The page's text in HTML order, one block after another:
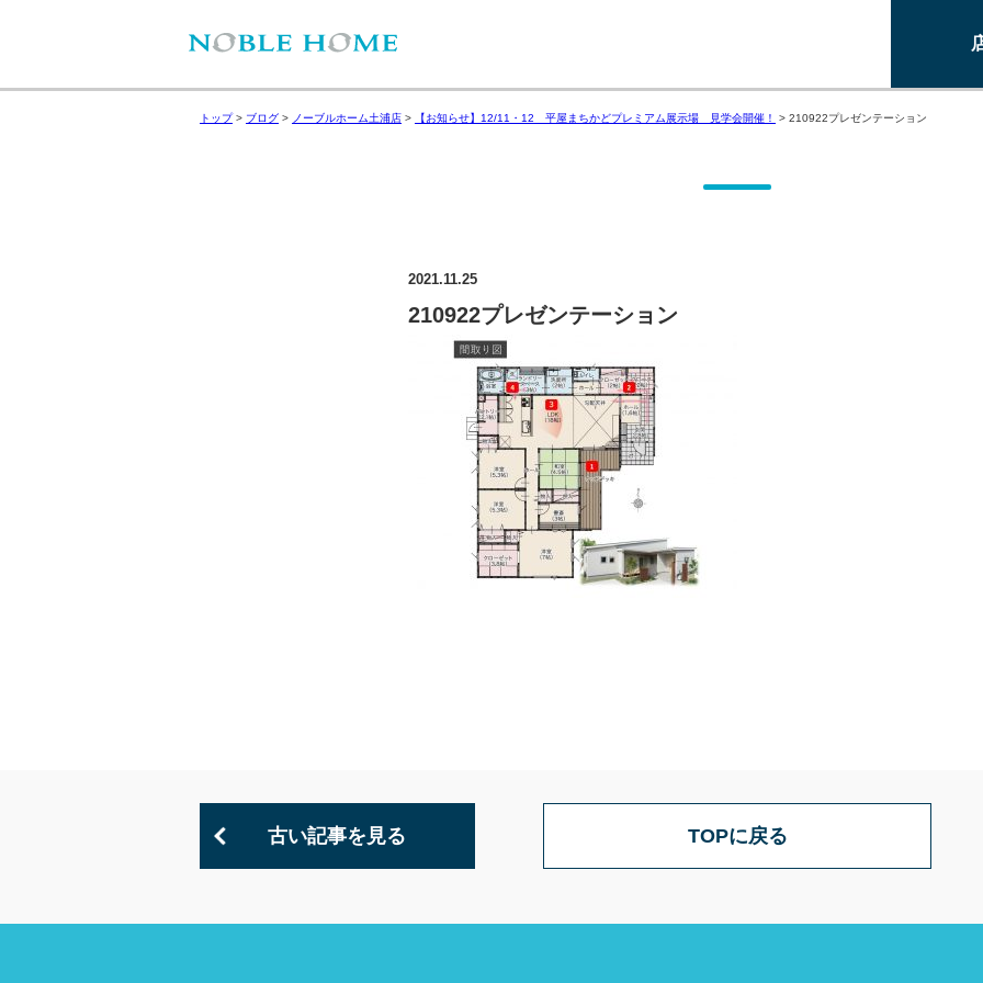
トップ> ブログ > ノーブルホーム土浦店 > 【お知らせ】12/11・12 平屋まちかどプレミアム展示場 見学会開催！ > 210922プレゼンテーション
2021.11.25
210922プレゼンテーション
古い記事を見る TOPに戻る